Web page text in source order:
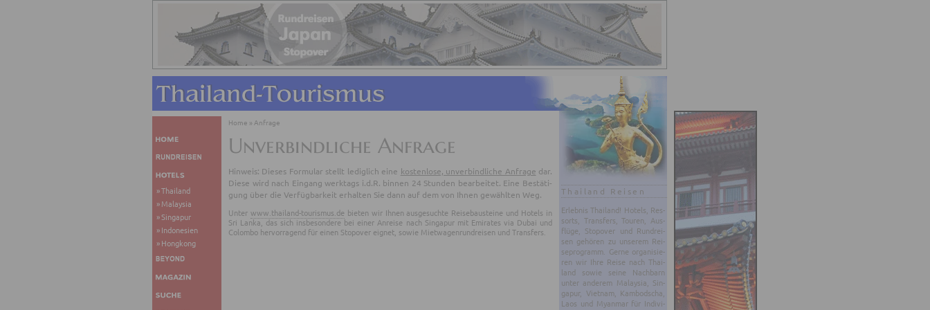
Thailand
Malaysia
Singapur
Indonesien
Hongkong
Home » Anfrage
Unverbindliche Anfrage
Hin­weis: Die­ses For­mu­lar stellt le­dig­lich eine kos­ten­lo­se, un­ver­bind­li­che An­fra­ge dar.
Diese wird nach Ein­gang werk­tags i.d.R. bin­nen 24 Stun­den be­ar­bei­tet. Eine Be­stä­ti­
gung über die Ver­füg­bar­keit er­hal­ten Sie dann auf dem von Ihnen ge­wähl­ten Weg.
Unter www.thailand-tourismus.de bieten wir Ihnen ausgesuchte Reisebausteine und Hotels in
Sri Lanka, das sich insbesondere bei einer Anreise nach Singapur mit Emirates via Dubai und
Colombo hervorragend für einen Stopover eignet, sowie Mietwagenrundreisen und Transfers.
Thailand Reisen
Er­leb­nis Thai­land! Ho­tels, Res­
sorts, Trans­fers, Tou­ren, Aus­
flü­ge, Sto­po­ver und Rund­rei­
sen ge­hö­ren zu un­se­rem Rei­
se­pro­gramm. Gerne or­ga­ni­sie­
ren wir Ihre Reise nach Thai­
land sowie seine Nach­barn
unter an­de­rem Ma­lay­sia, Sin­
ga­pur, Viet­nam, Kam­bo­dscha,
Laos und Myan­mar für In­di­vi­